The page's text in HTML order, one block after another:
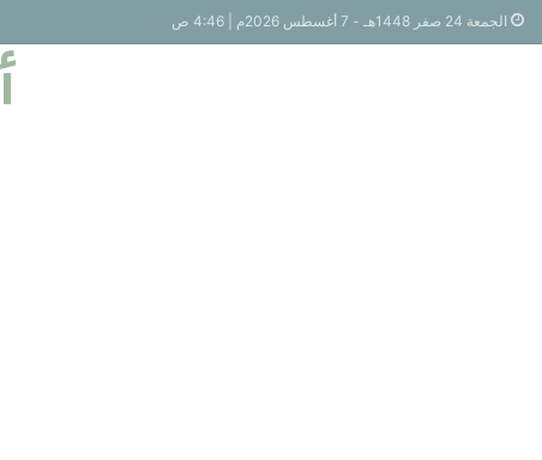
الجمعة 24 صفر 1448هـ - 7 أغسطس 2026م | 4:46 ص